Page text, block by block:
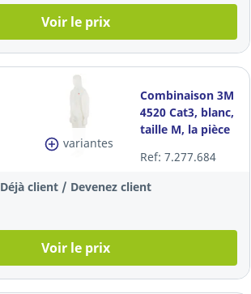
Voir le prix
variantes
Combinaison 3M
4520 Cat3, blanc,
taille M, la pièce
Ref: 7.277.684
Déjà client / Devenez client
Voir le prix